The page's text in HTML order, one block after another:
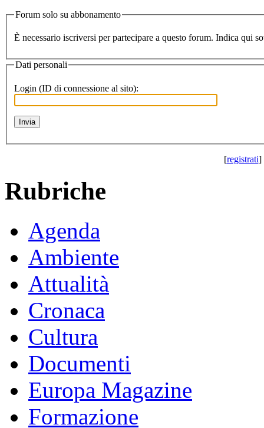
Forum solo su abbonamento
Dati personali
Login (ID di connessione al sito):
[registrati]
Rubriche
Agenda
Ambiente
Attualità
Cronaca
Cultura
Documenti
Europa Magazine
Formazione